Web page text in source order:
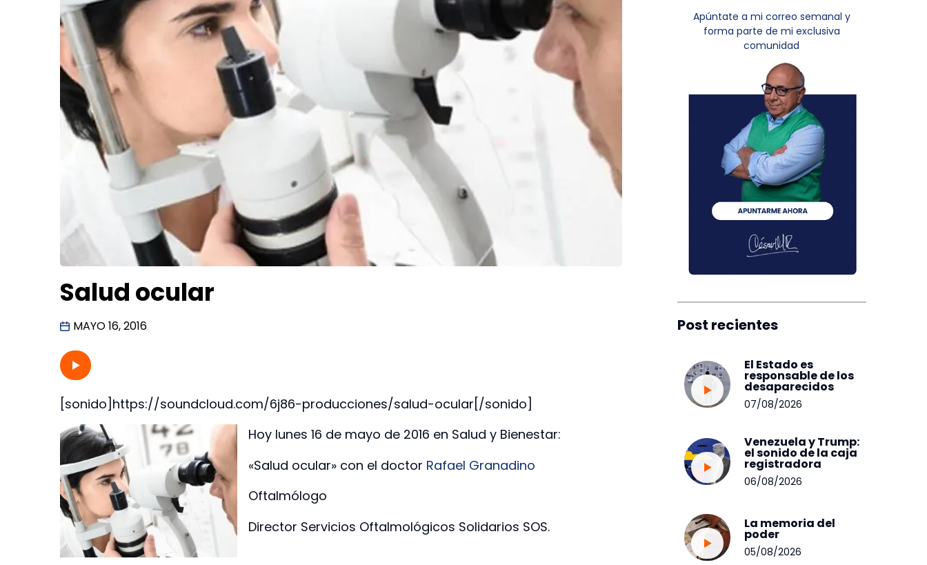
Salud ocular
MAYO 16, 2016
[sonido]https://soundcloud.com/6j86-producciones/salud-ocular[/sonido]
Hoy lunes 16 de mayo de 2016 en Salud y Bienestar:
«Salud ocular» con el doctor Rafael Granadino
Oftalmólogo
Director Servicios Oftalmológicos Solidarios SOS.
Apúntate a mi correo semanal y
forma parte de mi exclusiva
comunidad
Post recientes
El Estado es
responsable de los
desaparecidos
07/08/2026
Venezuela y Trump:
el sonido de la caja
registradora
06/08/2026
La memoria del
poder
05/08/2026